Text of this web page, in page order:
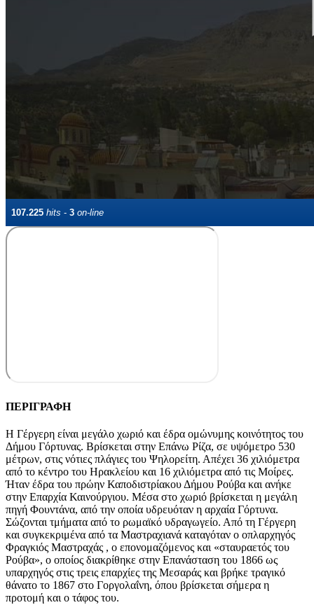
ΠΕΡΙΓΡΑΦΗ
Η Γέργερη είναι μεγάλο χωριό και έδρα ομώνυμης κοινότητος του
Δήμου Γόρτυνας. Βρίσκεται στην Επάνω Ρίζα, σε υψόμετρο 530
μέτρων, στις νότιες πλάγιες του Ψηλορείτη. Απέχει 36 χιλιόμετρα
από το κέντρο του Ηρακλείου και 16 χιλιόμετρα από τις Μοίρες.
Ήταν έδρα του πρώην Καποδιστρίακου Δήμου Ρούβα και ανήκε
στην Επαρχία Καινούργιου. Μέσα στο χωριό βρίσκεται η μεγάλη
πηγή Φουντάνα, από την οποία υδρευόταν η αρχαία Γόρτυνα.
Σώζονται τμήματα από το ρωμαϊκό υδραγωγείο. Από τη Γέργερη
και συγκεκριμένα από τα Μαστραχιανά καταγόταν ο οπλαρχηγός
Φραγκιός Μαστραχάς , ο επονομαζόμενος και «σταυραετός του
Ρούβα», ο οποίος διακρίθηκε στην Επανάσταση του 1866 ως
υπαρχηγός στις τρεις επαρχίες της Μεσαράς και βρήκε τραγικό
θάνατο το 1867 στο Γοργολαΐνη, όπου βρίσκεται σήμερα η
προτομή και ο τάφος του.